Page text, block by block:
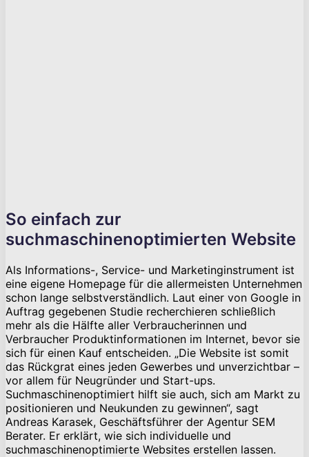
So einfach zur
suchmaschinenoptimierten Website
Als Informations-, Service- und Marketinginstrument ist
eine eigene Homepage für die allermeisten Unternehmen
schon lange selbstverständlich. Laut einer von Google in
Auftrag gegebenen Studie recherchieren schließlich
mehr als die Hälfte aller Verbraucherinnen und
Verbraucher Produktinformationen im Internet, bevor sie
sich für einen Kauf entscheiden. „Die Website ist somit
das Rückgrat eines jeden Gewerbes und unverzichtbar –
vor allem für Neugründer und Start-ups.
Suchmaschinenoptimiert hilft sie auch, sich am Markt zu
positionieren und Neukunden zu gewinnen“, sagt
Andreas Karasek, Geschäftsführer der Agentur SEM
Berater. Er erklärt, wie sich individuelle und
suchmaschinenoptimierte Websites erstellen lassen.